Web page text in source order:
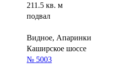
211.5 кв. м
подвал
Видное, Апаринки
Каширское шоссе
№ 5003